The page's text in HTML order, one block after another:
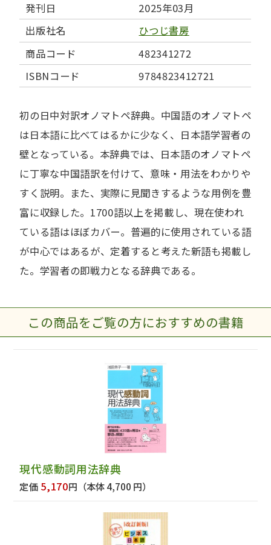
発刊日
2025年03月
出版社名
ひつじ書房
商品コード
482341272
ISBNコード
9784823412721
初の日中対訳オノマトペ辞典。中国語のオノマトペ
は日本語に比べてはるかに少なく、日本語学習者の
壁となっている。本辞典では、日本語のオノマトペ
に丁寧な中国語訳を付けて、意味・用法をわかりや
すく説明。また、実際に見聞きするような用例を豊
富に収録した。1700語以上を掲載し、現在使われ
ている語はほぼカバー。普遍的に使用されている語
が中心ではあるが、定着すると考えた新語も掲載し
た。学習者の即戦力となる辞典である。
この商品をご覧の方におすすめの書籍
現代感動詞用法辞典
定価 5,170円 （本体 4,700 円）